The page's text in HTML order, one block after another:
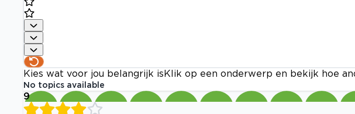
Kies wat voor jou belangrijk is Klik op een onderwerp en bekijk hoe
No topics available
9